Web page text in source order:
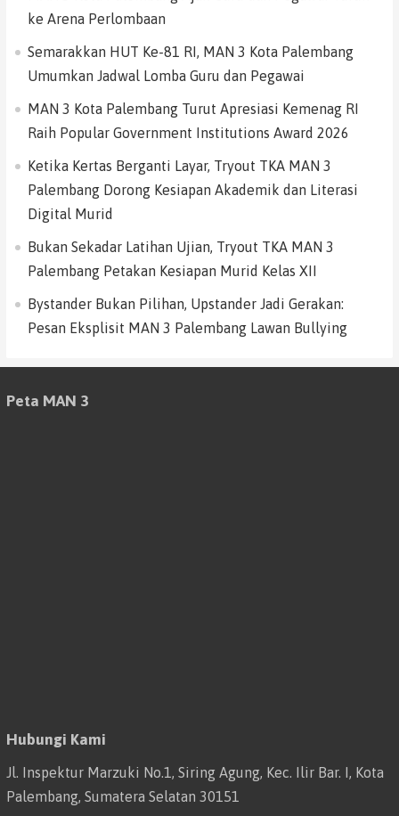
ke Arena Perlombaan
Semarakkan HUT Ke-81 RI, MAN 3 Kota Palembang
Umumkan Jadwal Lomba Guru dan Pegawai
MAN 3 Kota Palembang Turut Apresiasi Kemenag RI
Raih Popular Government Institutions Award 2026
Ketika Kertas Berganti Layar, Tryout TKA MAN 3
Palembang Dorong Kesiapan Akademik dan Literasi
Digital Murid
Bukan Sekadar Latihan Ujian, Tryout TKA MAN 3
Palembang Petakan Kesiapan Murid Kelas XII
Bystander Bukan Pilihan, Upstander Jadi Gerakan:
Pesan Eksplisit MAN 3 Palembang Lawan Bullying
Peta MAN 3
Hubungi Kami
Jl. Inspektur Marzuki No.1, Siring Agung, Kec. Ilir Bar. I, Kota
Palembang, Sumatera Selatan 30151